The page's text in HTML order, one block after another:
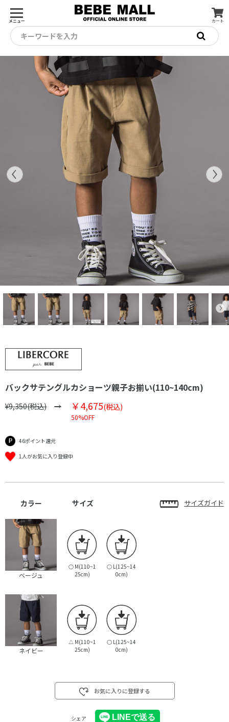
メニュー カート
キーワードを入力
バックサテングルカショーツ親子お揃い(110~140cm)
¥9,350(税込) ￥4,675(税込)
50%OFF
46ポイント還元
1人がお気に入り登録中
カラー サイズ サイズガイド
ベージュ
○ M(110~1
25cm)
○ L(125~14
0cm)
ネイビー
△ M(110~1
25cm)
○ L(125~14
0cm)
お気に入りに登録する
シェア